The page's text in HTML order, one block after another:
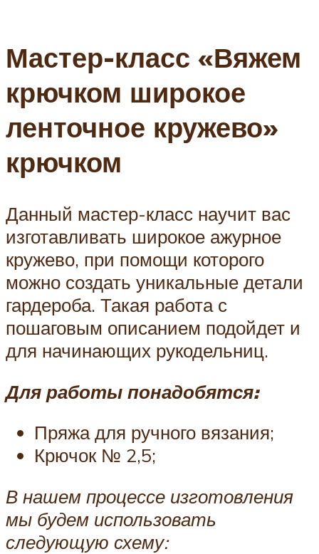
Мастер-класс «Вяжем
крючком широкое
ленточное кружево»
крючком
Данный мастер-класс научит вас
изготавливать широкое ажурное
кружево, при помощи которого
можно создать уникальные детали
гардероба. Такая работа с
пошаговым описанием подойдет и
для начинающих рукодельниц.
Для работы понадобятся:
Пряжа для ручного вязания;
Крючок № 2,5;
В нашем процессе изготовления
мы будем использовать
следующую схему: